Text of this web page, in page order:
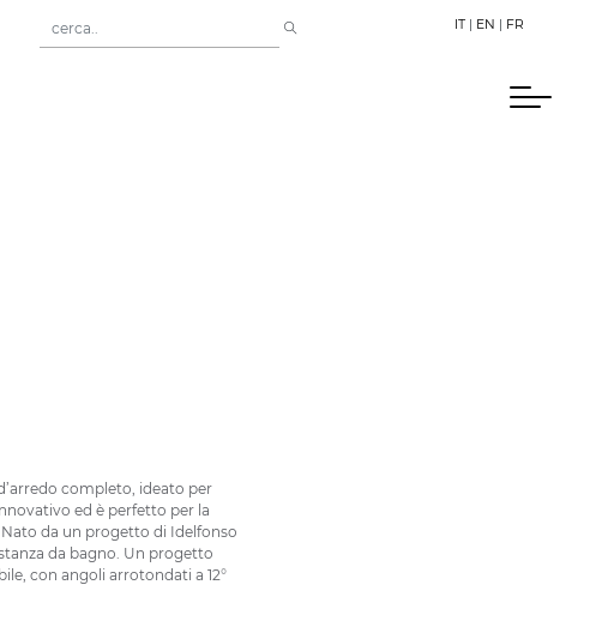
IT | EN | FR
completo, ideato per
ed è perfetto per la
da un progetto di Idelfonso
da bagno. Un progetto
con angoli arrotondati a 12°